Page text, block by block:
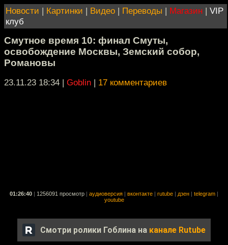
Новости | Картинки | Видео | Переводы | Магазин | VIP
клуб
Смутное время 10: финал Смуты,
освобождение Москвы, Земский собор,
Романовы
23.11.23 18:34 | Goblin | 17 комментариев
01:26:40 1256091 просмотр аудиоверсия вконтакте rutube дзен telegram
youtube
Смотри ролики Гоблина на канале Rutube